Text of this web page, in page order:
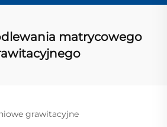
matrycowego
grawitacyjne